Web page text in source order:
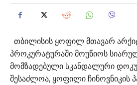
თბილისის ყოფილ მთავარ
პროკურატურაში მოუწიოს
მომზადებული სკანდალური
შესაძლოა, ყოფილი ჩინოვნიკის